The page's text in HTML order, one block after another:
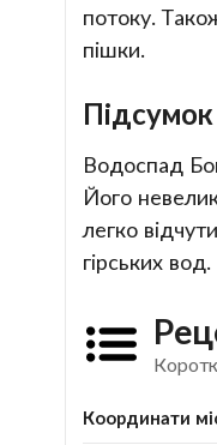
потоку.
пішки.
Підсумок
Водоспад
Його
легко
гірських вод.
Координати